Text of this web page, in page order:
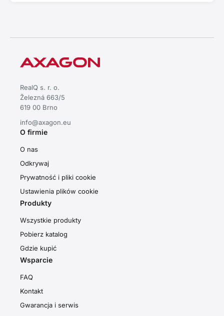
RealQ s. r. o.
Železná 663/5
619 00 Brno
info@axagon.eu
O firmie
O nas
Odkrywaj
Prywatność i pliki cookie
Ustawienia plików cookie
Produkty
Wszystkie produkty
Pobierz katalog
Gdzie kupić
Wsparcie
FAQ
Kontakt
Gwarancja i serwis